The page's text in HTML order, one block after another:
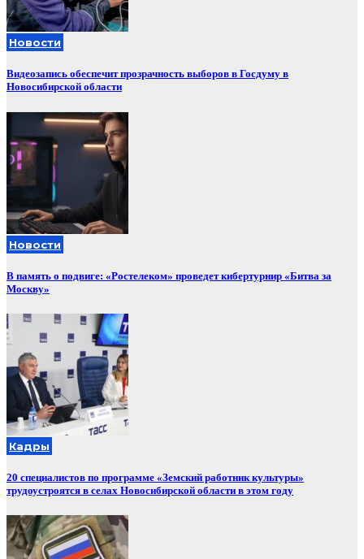
Новости
Видеозапись обеспечит прозрачность выборов в Госдуму в
Новосибирской области
Новости
В память о подвиге: «Ростелеком» проведет кибертурнир «Битва за
Москву»
Кадры
20 специалистов по программе «Земский работник культуры»
трудоустроятся в селах Новосибирской области в этом году